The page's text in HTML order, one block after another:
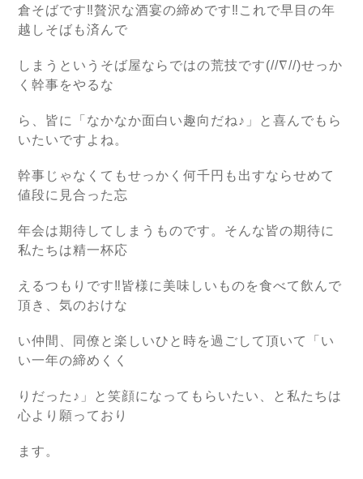
倉そばです‼贅沢な酒宴の締めです‼これで早目の年
越しそばも済んで
しまうというそば屋ならではの荒技です(//∇//)せっか
く幹事をやるな
ら、皆に「なかなか面白い趣向だね♪」と喜んでもら
いたいですよね。
幹事じゃなくてもせっかく何千円も出すならせめて
値段に見合った忘
年会は期待してしまうものです。そんな皆の期待に
私たちは精一杯応
えるつもりです‼皆様に美味しいものを食べて飲んで
頂き、気のおけな
い仲間、同僚と楽しいひと時を過ごして頂いて「い
い一年の締めくく
りだった♪」と笑顔になってもらいたい、と私たちは
心より願っており
ます。